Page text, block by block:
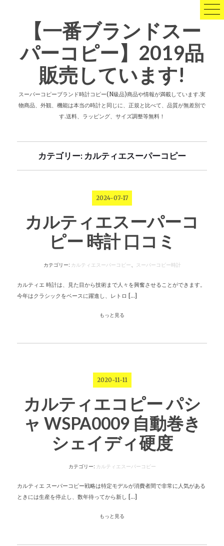
【一番ブランドスー
パーコピー】2019品
販売しています!
スーパーコピーブランド時計コピー(N級品)商品や情報が満載しています.実
物商品、外観、機能は本当の時計と同じに、正規と比べて、品質が無差別で
す.送料、ラッピング、サイズ調整等無料！
カテゴリー: カルティエスーパーコピー
2024-07-17
カルティエスーパーコ
ピー 時計 口コミ
カテゴリー: カルティエスーパーコピー、 スーパーコピー時計
カルティエ 時計は、見た目から技術まで人々を興奮させることができます。
今年はクラシックをベースに躍進し、レトロ […]
もっと見る
2020-11-11
カルティエコピー パシ
ャ WSPA0009 自動巻き
シェイディ硬度
カテゴリー: カルティエスーパーコピー
カルティエ スーパーコピー戦略は特定モデルが消費者間で非常に人気がある
ときには生産を停止し、数年待ってから新し […]
もっと見る